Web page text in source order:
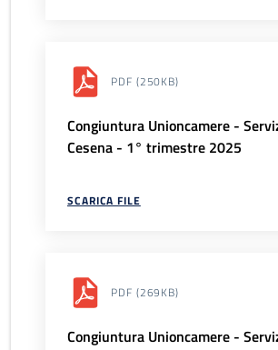
PDF (250KB)
Congiuntura Unioncamere -
Cesena - 1° trimestre 2025
SCARICA FILE
PDF (269KB)
Congiuntura Unioncamere -